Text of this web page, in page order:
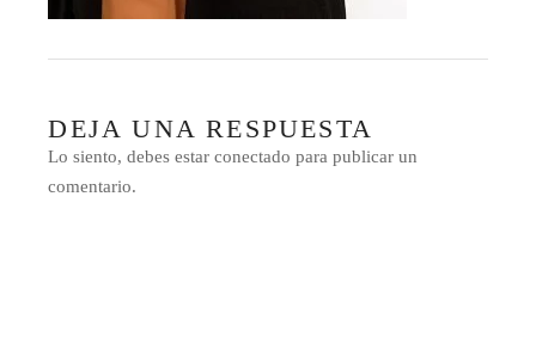
DEJA UNA RESPUESTA
Lo siento, debes estarconectado para publicar un
comentario.